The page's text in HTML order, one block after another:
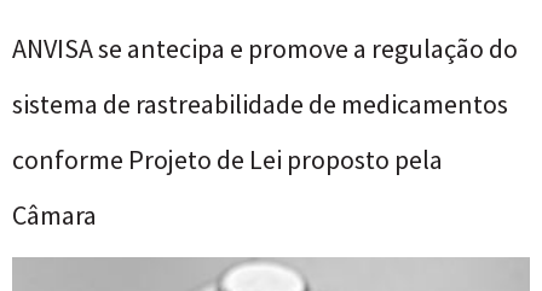
ANVISA se antecipa e promove a regulação do
sistema de rastreabilidade de medicamentos
conforme Projeto de Lei proposto pela
Câmara